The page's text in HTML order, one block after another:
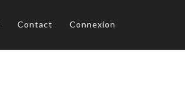
Contact Connexion